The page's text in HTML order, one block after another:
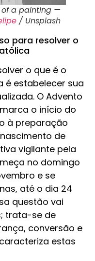
of a painting —
/ Unsplash
para resolver o
o que é o
é estabelecer sua
O Advento
o início do
à preparação
de
vigilante pela
no domingo
e se
até o dia 24
questão vai
trata-se de
conversão e
estas